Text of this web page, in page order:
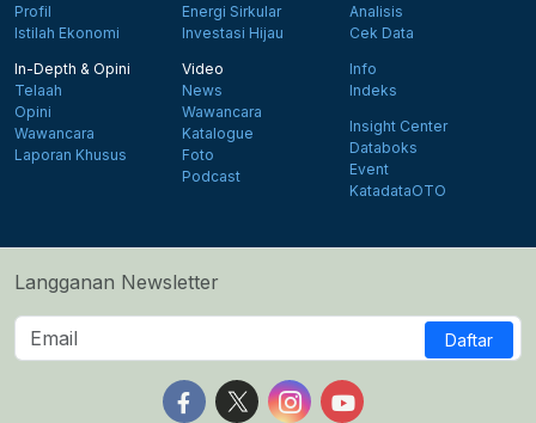
Profil
Istilah Ekonomi
Energi Sirkular
Investasi Hijau
Analisis
Cek Data
In-Depth & Opini
Telaah
Opini
Wawancara
Laporan Khusus
Video
News
Wawancara
Katalogue
Foto
Podcast
Info
Indeks
Insight Center
Databoks
Event
KatadataOTO
Langganan Newsletter
Daftar
Follow us on Facebook
Follow us on X
Follow us on Instagram
Follow us on